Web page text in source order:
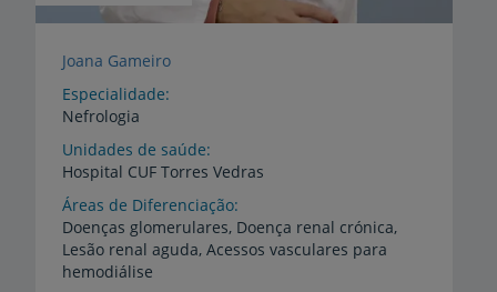
Joana Gameiro
Especialidade
Nefrologia
Unidades de saúde
Hospital CUF Torres Vedras
Áreas de Diferenciação
Doenças glomerulares, Doença renal crónica,
Lesão renal aguda, Acessos vasculares para
hemodiálise